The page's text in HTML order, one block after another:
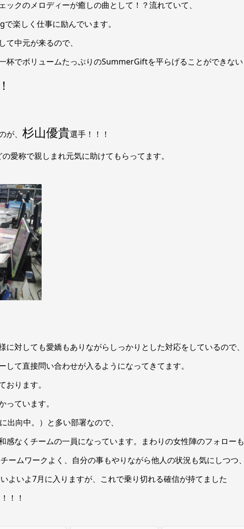
クのメロディーが癒しの曲として！？流れていて、
楽しく仕事に励んでいます。
て中元が来るので、
杯でボリュームたっぷりのSummerGiftを平らげることができない
、 杉山優貴選手！！！
愛称で親しまれ元気に助けてもらってます。
に対しても愛嬌もありながらしっかりとした対応をしているので、
て直接問い合わせが入るようになってきてます。
ります。
ています。
出向中。）と多い部署なので、
感なくチームの一員になっています。まわりの女性陣のフォローも
ームワークよく、自分の事もやりながら他人の状況も気にしつつ、
よいよ7月に入りますが、これで乗り切れる確信が持てました
！！